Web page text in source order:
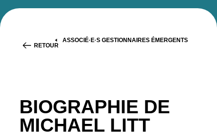
RETOUR
ASSOCIÉ·E·S GESTIONNAIRES ÉMERGENTS
BIOGRAPHIE DE
MICHAEL LITT